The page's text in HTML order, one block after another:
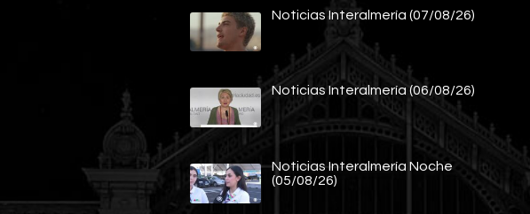
Noticias Interalmería (07/08/26)
Noticias Interalmería (06/08/26)
Noticias Interalmería Noche
(05/08/26)